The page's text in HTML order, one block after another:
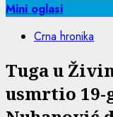
Mini oglasi
Crna hronika
Tuga u
usmrtio